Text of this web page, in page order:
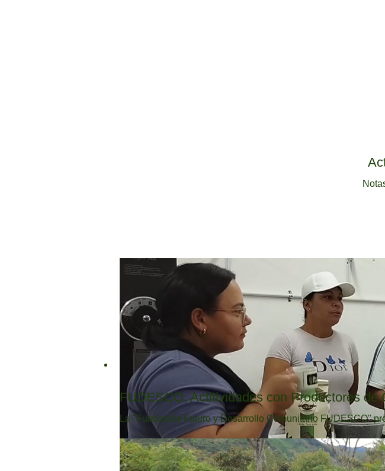
FUDESCO, Actitividades con Productores
La "Fundación Futuro y Desarrollo Comunitario FUDESCO"